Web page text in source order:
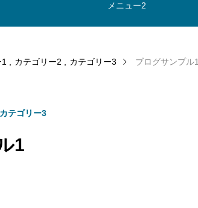
メニュー2
カテゴリー2 カテゴリー3 ブログサンプル1
カテゴリー3
1